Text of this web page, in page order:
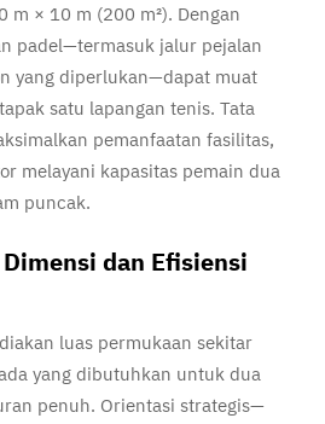
m × 10 m (200 m²). Dengan
padel—termasuk jalur pejalan
yang diperlukan—dapat muat
satu lapangan tenis. Tata
pemanfaatan fasilitas,
melayani kapasitas pemain dua
puncak.
dan Efisiensi
luas permukaan sekitar
yang dibutuhkan untuk dua
penuh. Orientasi strategis—